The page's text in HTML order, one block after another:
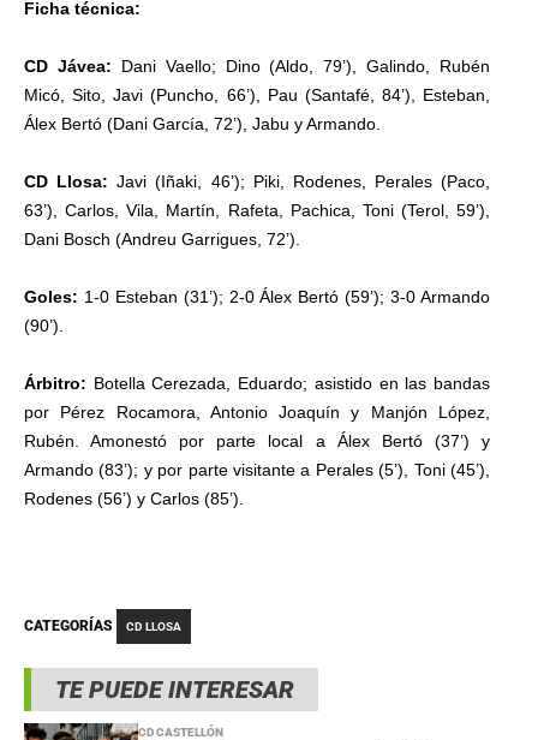
TE PUEDE INTERESAR
CD CASTELLÓN
Ficha técnica:
CD Jávea: Dani Vaello; Dino (Aldo, 79’), Galindo, Rubén
Micó, Sito, Javi (Puncho, 66’), Pau (Santafé, 84’), Esteban,
Álex Bertó (Dani García, 72’), Jabu y Armando.
CD Llosa:Javi (Iñaki, 46’); Piki, Rodenes, Perales (Paco,
63’), Carlos, Vila, Martín, Rafeta, Pachica, Toni (Terol, 59’),
Dani Bosch (Andreu Garrigues, 72’).
Goles: 1-0 Esteban (31’); 2-0 Álex Bertó (59’); 3-0 Armando
(90’).
Árbitro: Botella Cerezada, Eduardo; asistido en las bandas
por Pérez Rocamora, Antonio Joaquín y Manjón López,
Rubén. Amonestó por parte local a Álex Bertó (37’) y
Armando (83’); y por parte visitante a Perales (5’), Toni (45’),
Rodenes (56’) y Carlos (85’).
CATEGORÍAS CD LLOSA